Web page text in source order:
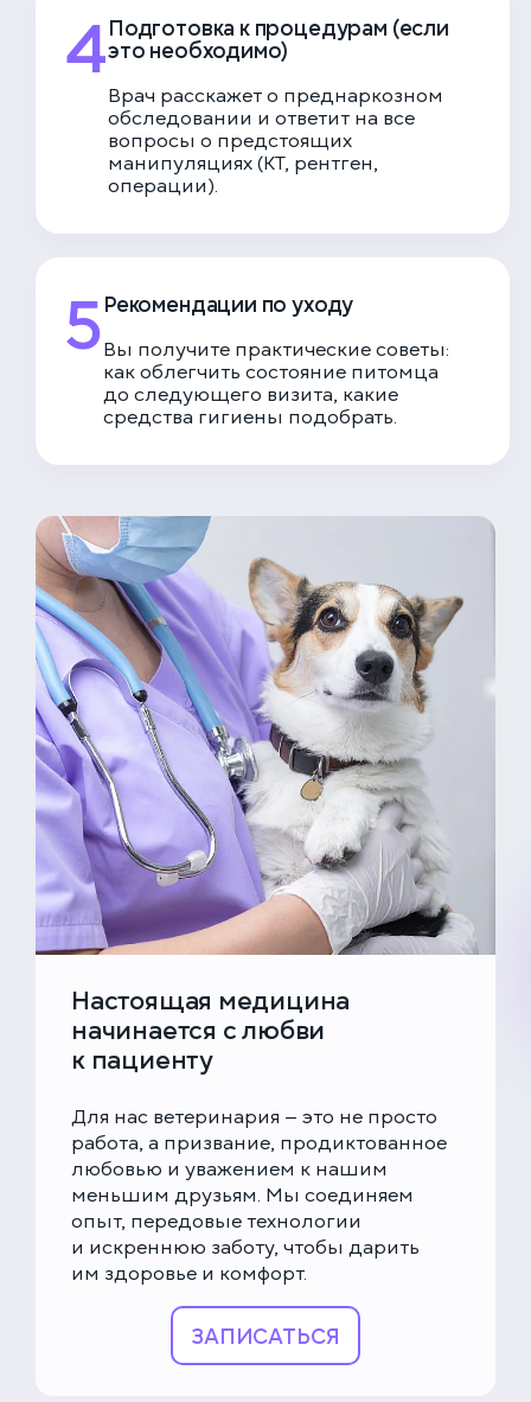
4Подготовка к процедурам (если
это необходимо)
Врач расскажет о преднаркозном
обследовании и ответит на все
вопросы о предстоящих
манипуляциях (КТ, рентген,
операции).
5Рекомендации по уходу
Вы получите практические советы:
как облегчить состояние питомца
до следующего визита, какие
средства гигиены подобрать.
Настоящая медицина
начинается с любви
к пациенту
Для нас ветеринария — это не просто
работа, а призвание, продиктованное
любовью и уважением к нашим
меньшим друзьям. Мы соединяем
опыт, передовые технологии
и искреннюю заботу, чтобы дарить
им здоровье и комфорт.
ЗАПИСАТЬСЯ